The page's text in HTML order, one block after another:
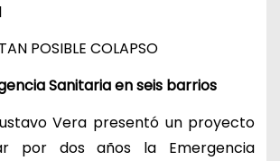
POSIBLE COLAPSO
Sanitaria en seis barrios
Vera presentó un proyecto
por dos años la Emergencia